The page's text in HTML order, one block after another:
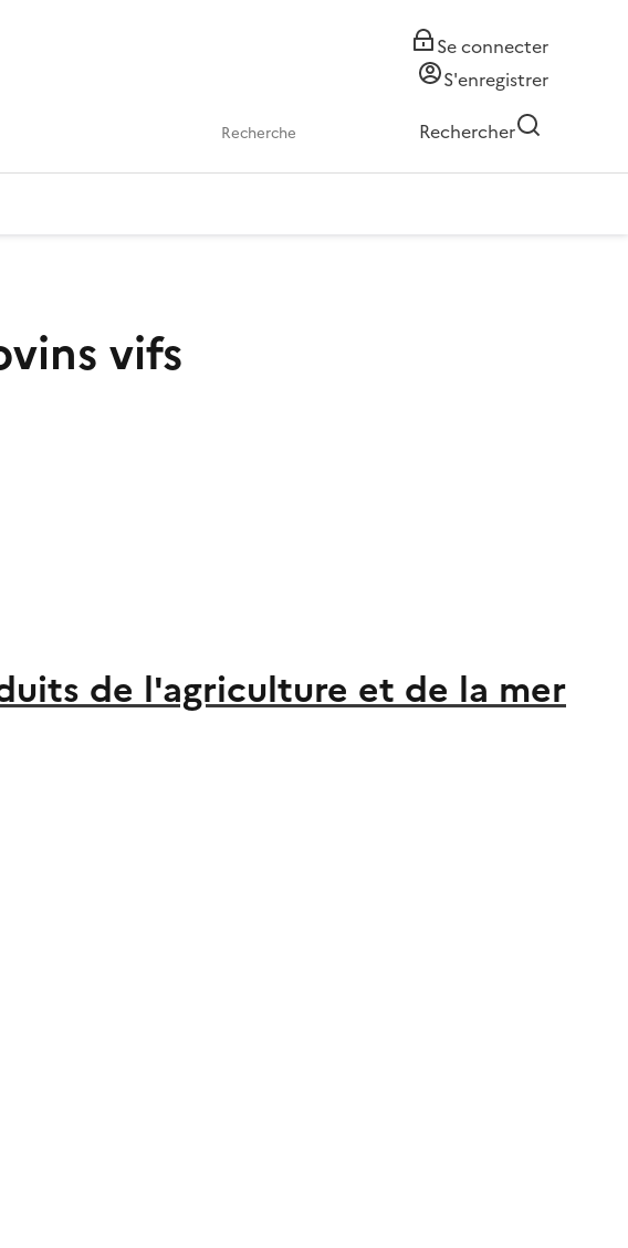
Se connecter
S'enregistrer
Rechercher
vifs
de l'agriculture et de la mer